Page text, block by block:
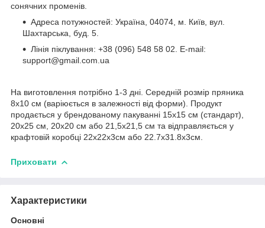
сонячних променів.
Адреса потужностей: Україна, 04074, м. Київ, вул.
Шахтарська, буд. 5.
Лінія піклування: +38 (096) 548 58 02. E-mail:
support@gmail.com.ua
На виготовлення потрібно 1-3 дні. Cередній розмір пряника
8х10 см (варіюється в залежності від форми). Продукт
продається у брендованому пакуванні 15х15 см (стандарт),
20х25 см, 20х20 см або 21,5х21,5 см та відправляється у
крафтовій коробці 22х22х3см або 22.7х31.8х3см.
Приховати
Характеристики
Основні